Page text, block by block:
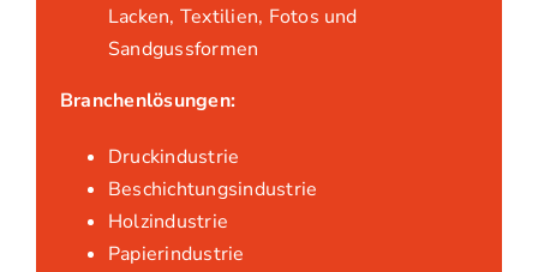
Lacken, Textilien, Fotos und
Sandgussformen
Branchenlösungen:
Druckindustrie
Beschichtungsindustrie
Holzindustrie
Papierindustrie